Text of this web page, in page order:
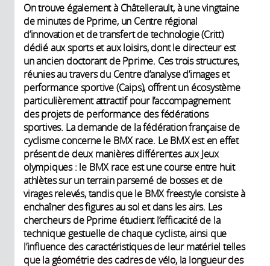
On trouve également à Châtellerault, à une vingtaine
de minutes de Pprime, un Centre régional
d’innovation et de transfert de technologie (Critt)
dédié aux sports et aux loisirs, dont le directeur est
un ancien doctorant de Pprime. Ces trois structures,
réunies au travers du Centre d’analyse d’images et
performance sportive (Caips), offrent un écosystème
particulièrement attractif pour l’accompagnement
des projets de performance des fédérations
sportives. La demande de la fédération française de
cyclisme concerne le BMX race. Le BMX est en effet
présent de deux manières différentes aux Jeux
olympiques : le BMX race est une course entre huit
athlètes sur un terrain parsemé de bosses et de
virages relevés, tandis que le BMX freestyle consiste à
enchaîner des figures au sol et dans les airs. Les
chercheurs de Pprime étudient l’efficacité de la
technique gestuelle de chaque cycliste, ainsi que
l’influence des caractéristiques de leur matériel telles
que la géométrie des cadres de vélo, la longueur des